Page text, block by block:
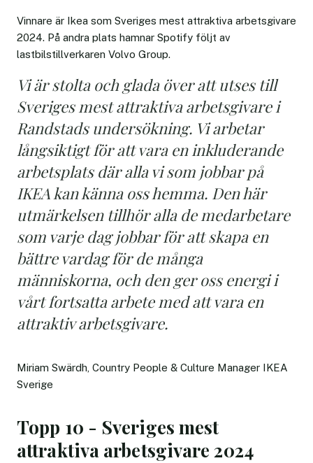
Vinnare är Ikea som Sveriges mest attraktiva arbetsgivare
2024. På andra plats hamnar Spotify följt av
lastbilstillverkaren Volvo Group.
Vi är stolta och glada över att utses till
Sveriges mest attraktiva arbetsgivare i
Randstads undersökning. Vi arbetar
långsiktigt för att vara en inkluderande
arbetsplats där alla vi som jobbar på
IKEA kan känna oss hemma. Den här
utmärkelsen tillhör alla de medarbetare
som varje dag jobbar för att skapa en
bättre vardag för de många
människorna, och den ger oss energi i
vårt fortsatta arbete med att vara en
attraktiv arbetsgivare.
Miriam Swärdh, Country People & Culture Manager IKEA
Sverige
Topp 10 - Sveriges mest
attraktiva arbetsgivare 2024